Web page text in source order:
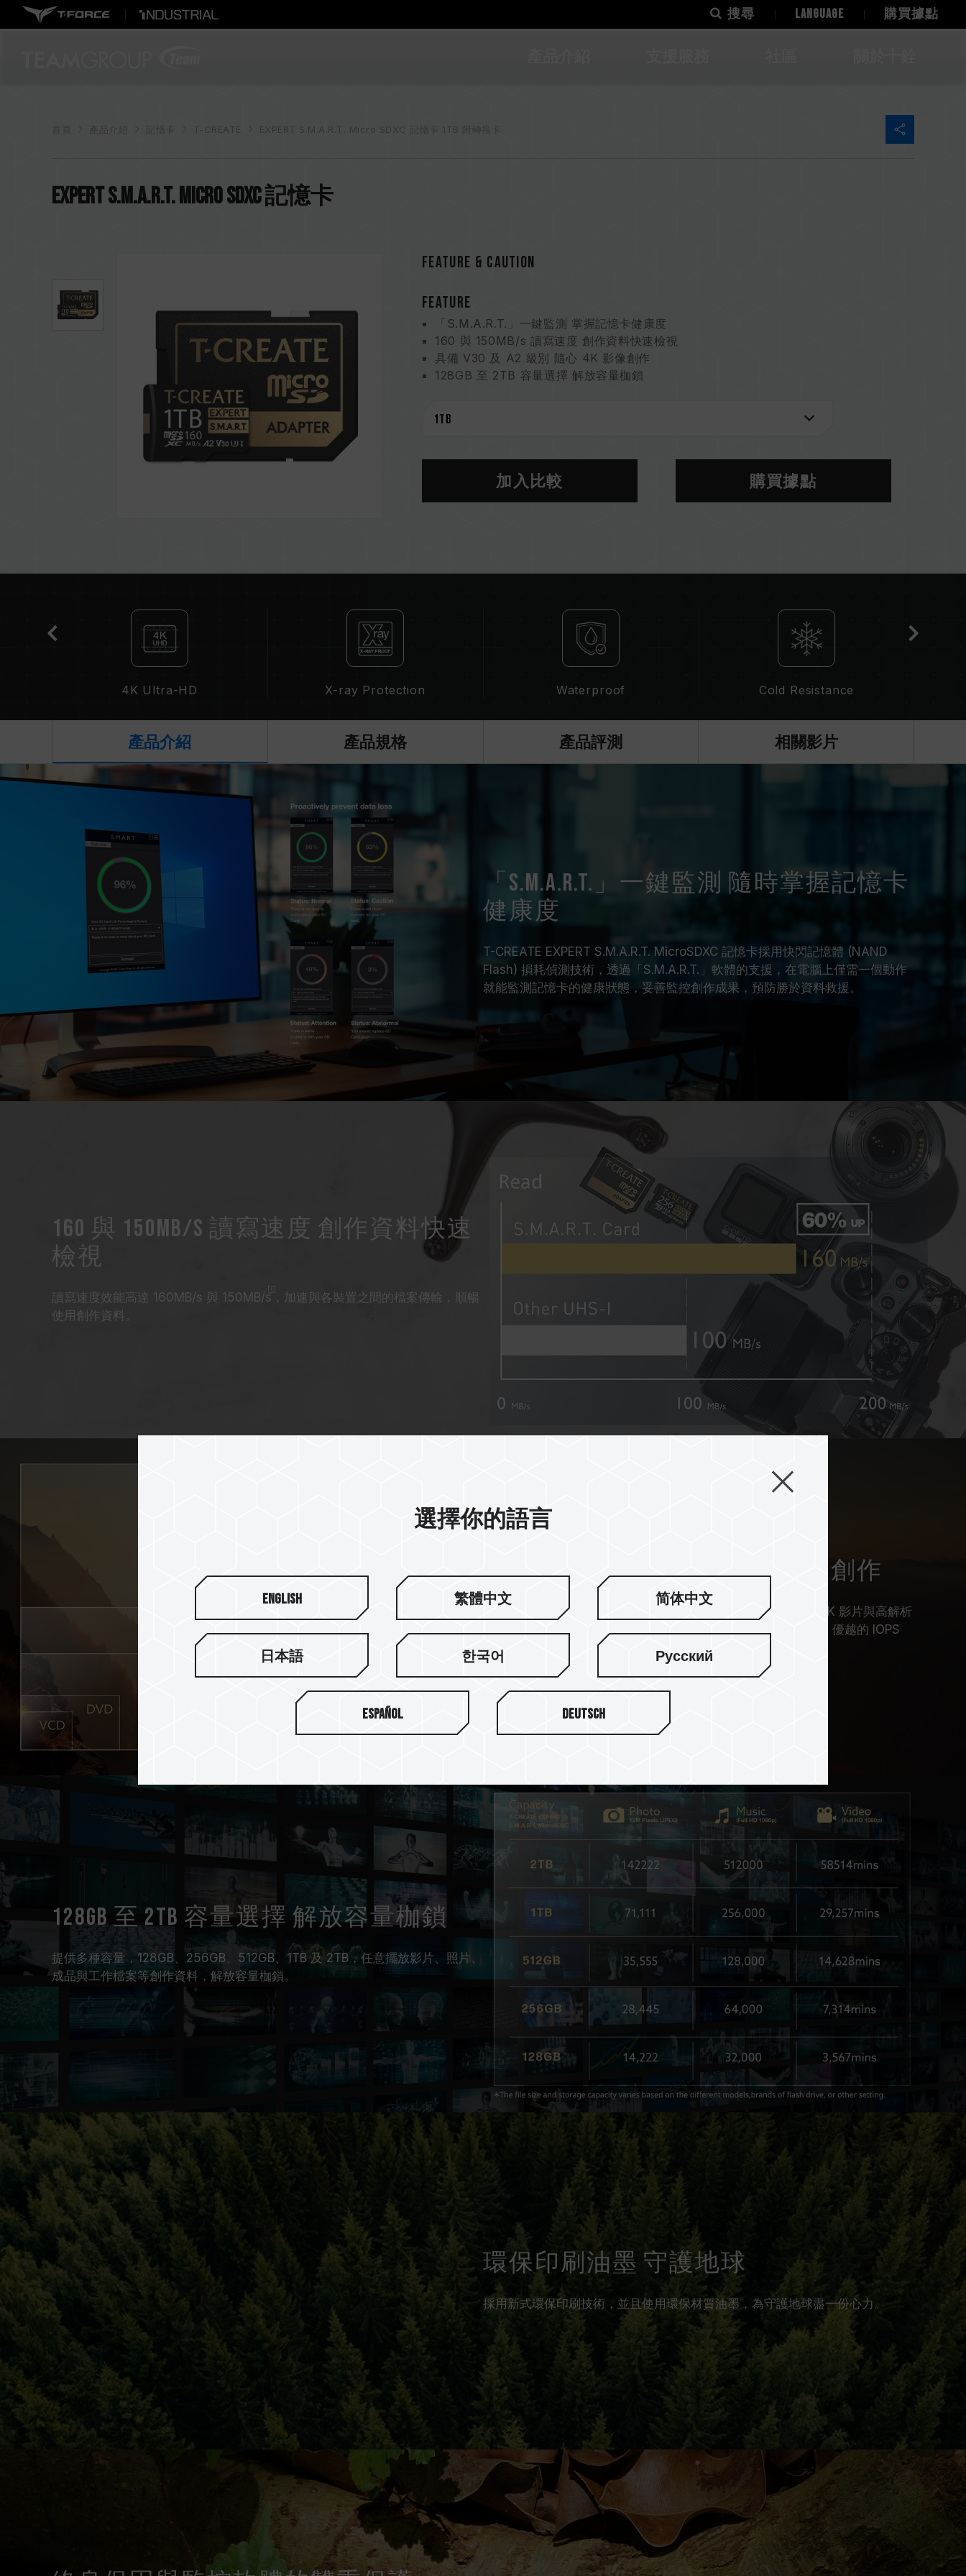
搜尋 LANGUAGE 購買據點
產品介紹 T-CREATE EXPERT S.M.A.R.T. Micro SDXC 記憶卡 1TB 附轉接卡
EXPERT S.M.A.R.T. Micro SDXC 記憶卡
FEATURE & CAUTION
FEATURE
「S.M.A.R.T.」一鍵監測 掌握記憶卡健康度
160 與 150MB/s 讀寫速度 創作資料快速檢視
具備 V30 及 A2 級別 隨心 4K 影像創作
128GB 至 2TB 容量選擇 解放容量枷鎖
記憶卡監測專利
台灣新型專利（證書號 : M651167）
加入比較 購買據點
4K Ultra-HD X-ray Protection Waterproof Cold Resistance
產品介紹 產品規格 產品評測 相關影片
「S.M.A.R.T.」一鍵監測 隨時掌握記憶卡
健康度
T-CREATE EXPERT S.M.A.R.T. MicroSDXC 記憶卡採用快閃記憶體 (NAND
Flash) 損耗偵測技術，透過「S.M.A.R.T.」軟體的支援，在電腦上僅需一個動作
就能監測記憶卡的健康狀態，妥善監控創作成果，預防勝於資料救援。
160 與 150MB/s 讀寫速度 創作資料快速
檢視
讀寫速度效能高達 160MB/s 與 150 MB/s ，加速與各裝置之間的檔案傳輸，順暢
使用創作資料。
具備 V30 及 A2 級別 隨心 4K 影像創作
符合 UHS 速度等級3 (U3) 和影片速度等級 V30，滿足高畫質 4K 影片與高解析
度照片拍攝，創作素材一刻不漏；亦符合應用程式效能等級 A2，優越的 IOPS
(每秒輸入與輸出) 表現，行動裝置皆能流暢使用。
128GB 至 2TB 容量選擇 解放容量枷鎖
提供多種容量，128GB、256GB、512GB、1TB 及 2TB，任意擺放影片、照片、
成品與工作檔案等創作資料，解放容量枷鎖。
環保印刷油墨 守護地球
採用新式環保印刷技術，並且使用環保材質油墨，為守護地球盡一份心力。
選擇你的語言
English 繁體中文 简体中文
日本語 한국어 Русский
Español Deutsch